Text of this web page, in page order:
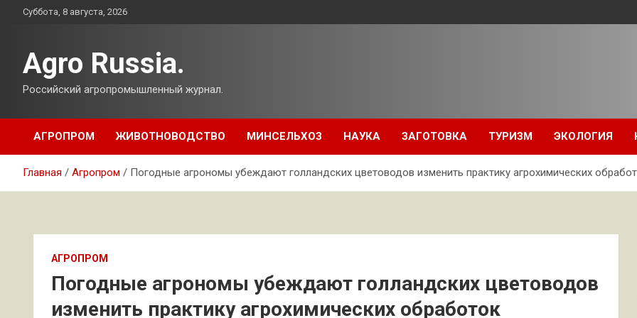
ПерейтиСуббота, 8 августа, 2026
Agro Russia.
Российский агропромышленный журнал.
АГРОПРОМ ЖИВОТНОВОДСТВО МИНСЕЛЬХОЗ НАУКА ЗАГОТОВКА ТУРИЗМ ЭКОЛОГИЯ
Главная Агропром Погодные агрономы убеждают голландских цветоводов изменить практику агрохимических
АГРОПРОМ
Погодные агрономы убеждают голландских цветоводов
изменить практику агрохимических обработок